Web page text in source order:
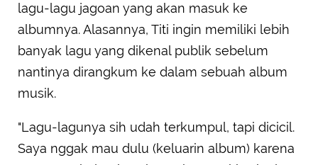
lagu-lagu jagoan yang akan masuk ke
albumnya. Alasannya, Titi ingin memiliki lebih
banyak lagu yang dikenal publik sebelum
nantinya dirangkum ke dalam sebuah album
musik.
"Lagu-lagunya sih udah terkumpul, tapi dicicil.
Saya nggak mau dulu (keluarin album) karena